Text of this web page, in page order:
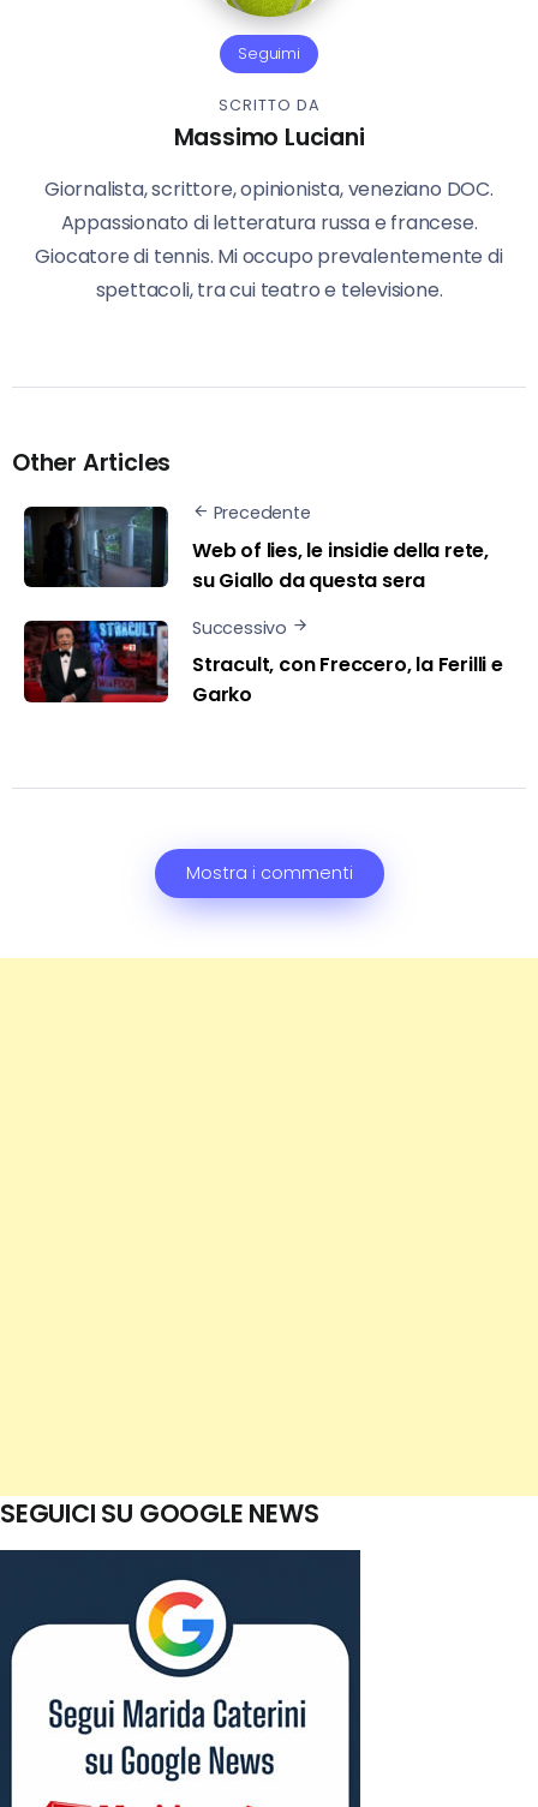
Seguimi
SCRITTO DA
Massimo Luciani
Giornalista, scrittore, opinionista, veneziano DOC.
Appassionato di letteratura russa e francese.
Giocatore di tennis. Mi occupo prevalentemente di
spettacoli, tra cui teatro e televisione.
Other Articles
Precedente
Web of lies, le insidie della rete,
su Giallo da questa sera
Successivo
Stracult, con Freccero, la Ferilli e
Garko
Mostra i commenti
SEGUICI SU GOOGLE NEWS